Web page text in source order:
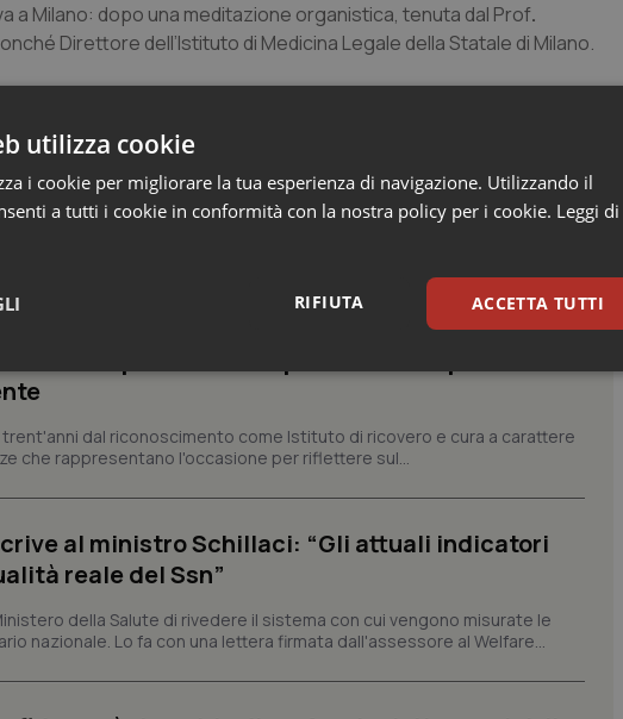
a Milano: dopo una meditazione organistica, tenuta dal Prof.
Direttore dell’Istituto di Medicina Legale della Statale di Milano.
dello Spallanzani: capire la ricerca per
dal riconoscimento come Istituto di ricovero e cura a carattere
che rappresentano l'occasione per riflettere sul...
al ministro Schillaci: “Gli attuali indicatori
reale del Ssn”
della Salute di rivedere il sistema con cui vengono misurate le
nazionale. Lo fa con una lettera firmata dall'assessore al Welfare...
utilizza cookie
i cookie per migliorare la tua esperienza di navigazione. Utilizzando il
a tutti i cookie in conformità con la nostra policy per i cookie. Leggi di
ACCETTA TUTTI
RIFIUTA
Statistici Marketing
Necessari Statistici Marketing
a rendere fruibile il sito web abilitandone funzionalità di base quali la navigazione sulle pagine
Fornitore / Dominio Scadenza
Descrizione
YouTube